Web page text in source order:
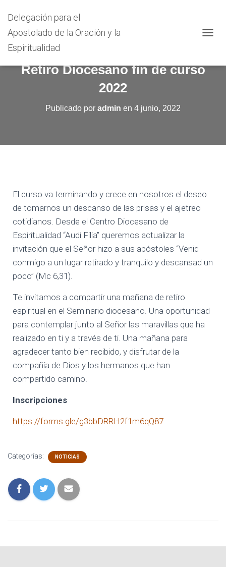
Delegación para el
Apostolado de la Oración y la
Espiritualidad
D
Retiro Diocesano fin de curso
2022
Publicado por admin en 4 junio, 2022
El curso va terminando y crece en nosotros el deseo
de tomarnos un descanso de las prisas y el ajetreo
cotidianos. Desde el Centro Diocesano de
Espiritualidad “Audi Filia” queremos actualizar la
invitación que el Señor hizo a sus apóstoles “Venid
conmigo a un lugar retirado y tranquilo y descansad un
poco” (Mc 6,31).
Te invitamos a compartir una mañana de retiro
espiritual en el Seminario diocesano. Una oportunidad
para contemplar junto al Señor las maravillas que ha
realizado en ti y a través de ti. Una mañana para
agradecer tanto bien recibido, y disfrutar de la
compañía de Dios y los hermanos que han
compartido camino.
Inscripciones
https://forms.gle/g3bbDRRH2f1m6qQ87
Categorías: NOTICIAS